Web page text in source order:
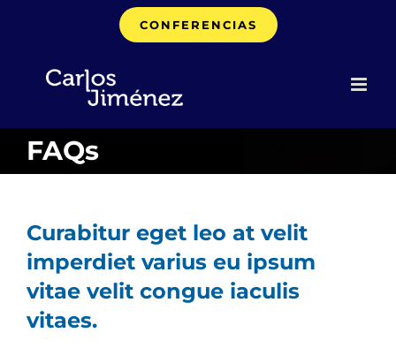
CONFERENCIAS
FAQs
Curabitur eget leo at velit
imperdiet varius eu ipsum
vitae velit congue iaculis
vitaes.